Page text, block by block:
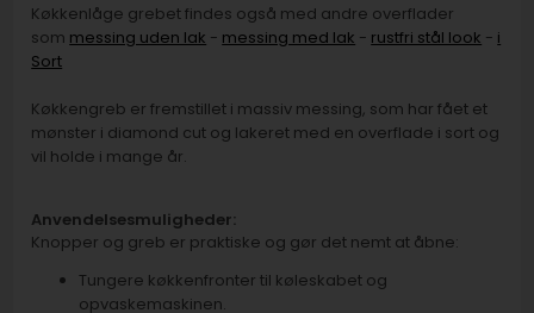
Køkkenlåge grebet findes også med andre overflader
som messing uden lak - messing med lak - rustfri stål look - i
Sort
Køkkengreb er fremstillet i massiv messing, som har fået et
mønster i diamond cut og lakeret med en overflade i sort og
vil holde i mange år.
Anvendelsesmuligheder:
Knopper og greb er praktiske og gør det nemt at åbne:
Tungere køkkenfronter til køleskabet og
opvaskemaskinen.